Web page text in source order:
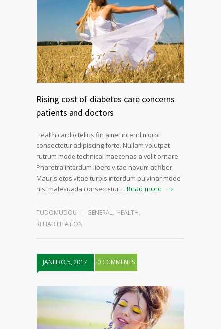
Rising cost of diabetes care concerns
patients and doctors
Health cardio tellus fin amet intend morbi
consectetur adipiscing forte. Nullam volutpat
rutrum mode technical maecenas a velit ornare.
Pharetra interdum libero vitae novum at fiber.
Mauris etos vitae turpis interdum pulvinar mode
nisi malesuada consectetur… Read more
TUDOMUDOU GENERAL, HEALTH,
REHABILITATION
JANEIRO 5, 2017 0 COMMENTS